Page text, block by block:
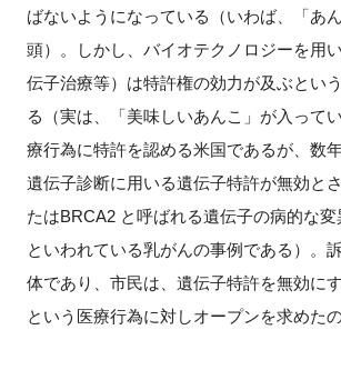
ばないようになっている（いわば、「あ
頭）。しかし、バイオテクノロジーを用
伝子治療等）は特許権の効力が及ぶとい
る（実は、「美味しいあんこ」が入って
療行為に特許を認める米国であるが、数
遺伝子診断に用いる遺伝子特許が無効と
たはBRCA2 と呼ばれる遺伝子の病的な
といわれている乳がんの事例である）。
体であり、市民は、遺伝子特許を無効に
という医療行為に対しオープンを求めたの